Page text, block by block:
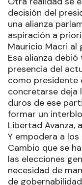
decisión del
una alianza
aspiración a
Mauricio Macri al
Esa alianza
presencia del
como presidente
concretarse deja
duros de ese
formar un
Libertad Avanza,
Y empodera a
Cambio que se
las elecciones
necesidad de
de